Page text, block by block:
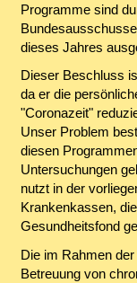
Programme sind
dieses Jahres
Dieser Beschluss
da er die
"Coronazeit"
Unser Problem
diesen
Untersuchungen
nutzt in der
Krankenkassen,
Gesundheitsfond
Die im Rahmen
Betreuung von